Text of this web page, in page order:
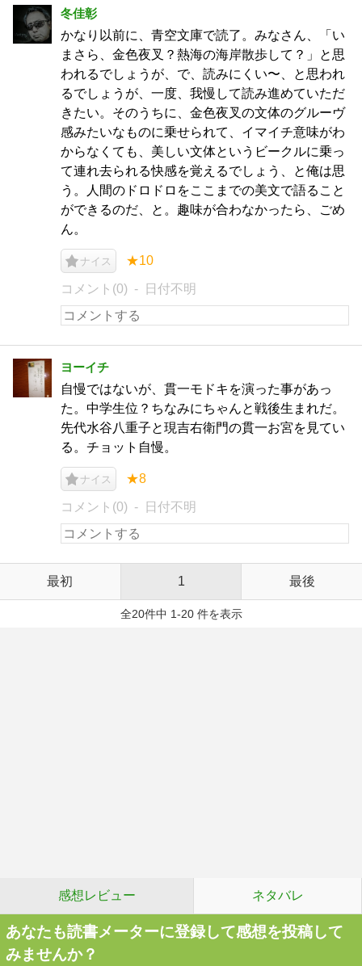
冬佳彰
かなり以前に、青空文庫で読了。みなさん、「い
まさら、金色夜叉？熱海の海岸散歩して？」と思
われるでしょうが、で、読みにくい〜、と思われ
るでしょうが、一度、我慢して読み進めていただ
きたい。そのうちに、金色夜叉の文体のグルーヴ
感みたいなものに乗せられて、イマイチ意味がわ
からなくても、美しい文体というビークルに乗っ
て連れ去られる快感を覚えるでしょう、と俺は思
う。人間のドロドロをここまでの美文で語ること
ができるのだ、と。趣味が合わなかったら、ごめ
ん。
ナイス ★10
コメント(0) 日付不明
ヨーイチ
自慢ではないが、貫一モドキを演った事があっ
た。中学生位？ちなみにちゃんと戦後生まれだ。
先代水谷八重子と現吉右衛門の貫一お宮を見てい
る。チョット自慢。
ナイス ★8
コメント(0) 日付不明
最初 1 最後
全20件中 1-20 件を表示
感想レビュー ネタバレ
あなたも読書メーターに登録して感想を投稿して
みませんか？